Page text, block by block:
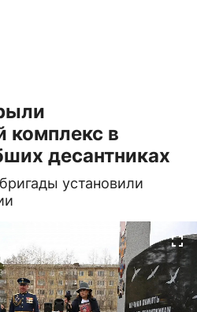
комплекс в
десантниках
установили